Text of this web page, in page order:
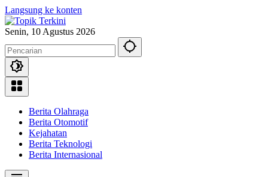
Langsung ke konten
Senin, 10 Agustus 2026
Berita Olahraga
Berita Otomotif
Kejahatan
Berita Teknologi
Berita Internasional